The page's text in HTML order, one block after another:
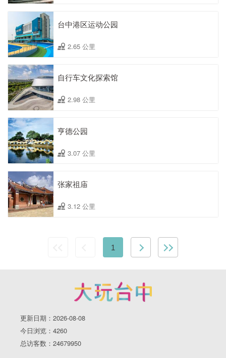
台中港区运动公园
2.65 公里
自行车文化探索馆
2.98 公里
亨德公园
3.07 公里
张家祖庙
3.12 公里
1
更新日期：2026-08-08
今日浏览：4260
总访客数：24679950